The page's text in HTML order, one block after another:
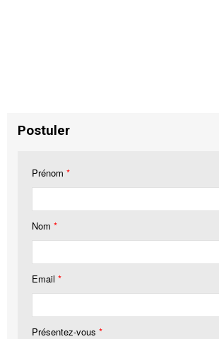
Postuler
Prénom *
Nom *
Email *
Présentez-vous *